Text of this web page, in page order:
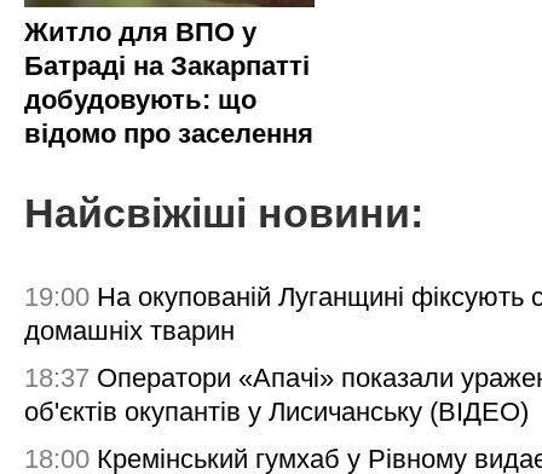
Житло для ВПО у
Батраді на Закарпатті
добудовують: що
відомо про заселення
Найсвіжіші новини:
19:00 На окупованій Луганщині фіксують
домашніх тварин
18:37 Оператори «Апачі» показали
об'єктів окупантів у Лисичанську (ВІДЕО)
18:00 Кремінський гумхаб у Рівному